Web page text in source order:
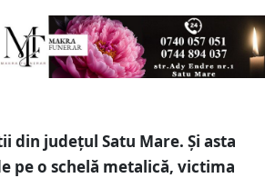
din județul Satu Mare. Și asta
pe o schelă metalică, victima